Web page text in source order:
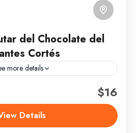
del Chocolate del
Cortés
more details
los sábados,
sujeto a confirmación de
995 pesos Descripción El
Cortés brinda una...
$16
Details